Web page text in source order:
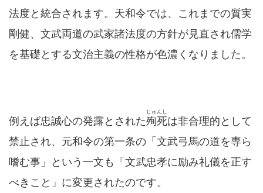
法度と統合されます。天和令では、これまでの質実
剛健、文武両道の武家諸法度の方針が見直され儒学
を基礎とする文治主義の性格が色濃くなりました。
例えば忠誠心の発露とされた殉死
じゅんし
は非合理的として
禁止され、元和令の第一条の「文武弓馬の道を専ら
嗜む事」という一文も「文武忠孝に励み礼儀を正す
べきこと」に変更されたのです。